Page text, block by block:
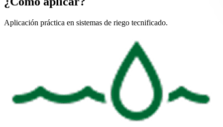
Aplicación práctica en sistemas de riego tecnificado.